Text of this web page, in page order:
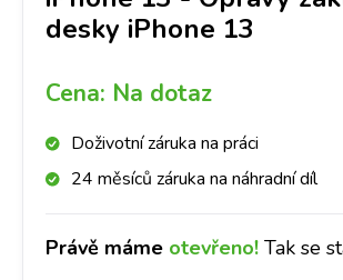
desky iPhone 13
Cena: Na dotaz
Doživotní záruka na práci
24 měsíců záruka na náhradní díl
Právě máme otevřeno! Tak se